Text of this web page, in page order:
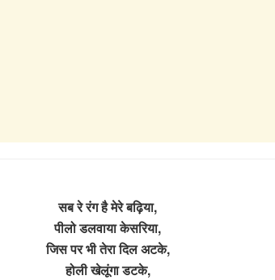
सब रे रंग है मेरे बढ़िया,
पीलो डलवाया केसरिया,
जिस पर भी तेरा दिल अटके,
होली खेलूंगा डटके,